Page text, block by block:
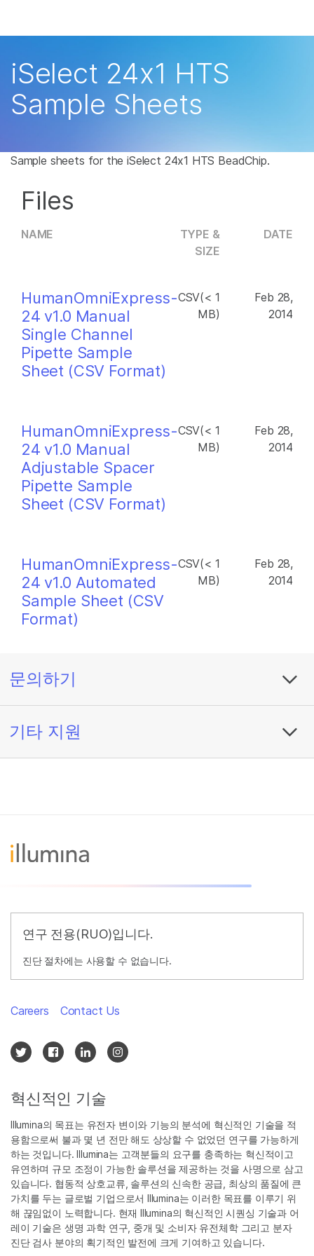
학습
지원
추천 링크
iSelect 24x1 HTS
Sample Sheets
Sample sheets for the iSelect 24x1 HTS BeadChip.
Files
NAME
TYPE &
SIZE
DATE
HumanOmniExpress-
24 v1.0 Manual
Single Channel
Pipette Sample
Sheet (CSV Format)
CSV(< 1
MB)
Feb 28,
2014
HumanOmniExpress-
24 v1.0 Manual
Adjustable Spacer
Pipette Sample
Sheet (CSV Format)
CSV(< 1
MB)
Feb 28,
2014
HumanOmniExpress-
24 v1.0 Automated
Sample Sheet (CSV
Format)
CSV(< 1
MB)
Feb 28,
2014
문의하기
기타 지원
연구 전용(RUO)입니다.
진단 절차에는 사용할 수 없습니다.
혁신적인 기술
Illumina의 목표는 유전자 변이와 기능의 분석에 혁신적인 기술을 적
용함으로써 불과 몇 년 전만 해도 상상할 수 없었던 연구를 가능하게
하는 것입니다. Illumina는 고객분들의 요구를 충족하는 혁신적이고
유연하며 규모 조정이 가능한 솔루션을 제공하는 것을 사명으로 삼고
있습니다. 협동적 상호교류, 솔루션의 신속한 공급, 최상의 품질에 큰
가치를 두는 글로벌 기업으로서 Illumina는 이러한 목표를 이루기 위
해 끊임없이 노력합니다. 현재 Illumina의 혁신적인 시퀀싱 기술과 어
레이 기술은 생명 과학 연구, 중개 및 소비자 유전체학 그리고 분자
진단 검사 분야의 획기적인 발전에 크게 기여하고 있습니다.
Careers Contact Us
습니다. 주요 관심 분야를 선택해 주세요:
×
미생물학 연구
임상 종양학 연구
생식 보건 연구